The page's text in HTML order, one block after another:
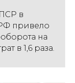
в
привело
на
в 1,6 раза.